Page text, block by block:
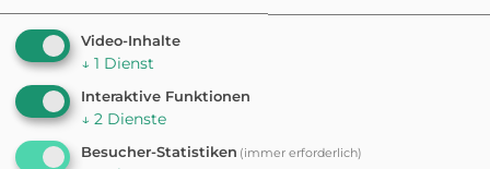
Fehler gefunden? Feedback senden
Weitere
Video-Inhalte
↓ 1 Dienst
Interaktive Funktionen
↓ 2 Dienste
Besucher-Statistiken (immer erforderlich)